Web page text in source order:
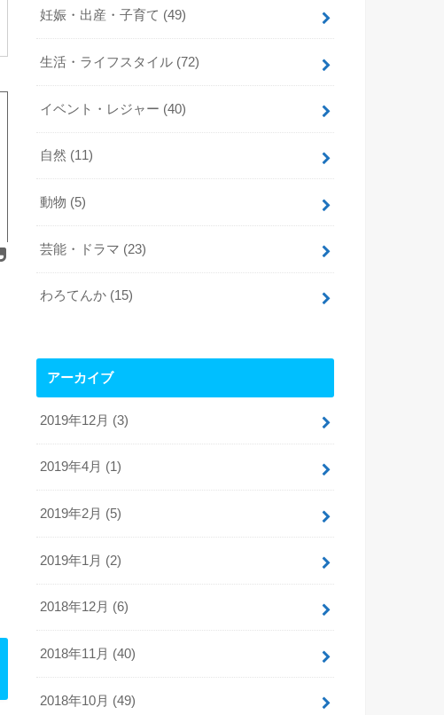
妊娠・出産・子育て (49)
生活・ライフスタイル (72)
イベント・レジャー (40)
自然 (11)
動物 (5)
芸能・ドラマ (23)
わろてんか (15)
アーカイブ
2019年12月 (3)
2019年4月 (1)
2019年2月 (5)
2019年1月 (2)
2018年12月 (6)
2018年11月 (40)
2018年10月 (49)